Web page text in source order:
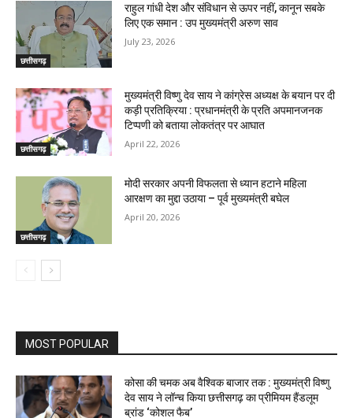
छत्तीसगढ़
राहुल गांधी देश और संविधान से ऊपर नहीं, कानून सबके
लिए एक समान : उप मुख्यमंत्री अरुण साव
July 23, 2026
छत्तीसगढ़
मुख्यमंत्री विष्णु देव साय ने कांग्रेस अध्यक्ष के बयान पर दी
कड़ी प्रतिक्रिया : प्रधानमंत्री के प्रति अपमानजनक
टिप्पणी को बताया लोकतंत्र पर आघात
April 22, 2026
छत्तीसगढ़
मोदी सरकार अपनी विफलता से ध्यान हटाने महिला
आरक्षण का मुद्दा उठाया – पूर्व मुख्यमंत्री बघेल
April 20, 2026
MOST POPULAR
कोसा की चमक अब वैश्विक बाजार तक : मुख्यमंत्री विष्णु
देव साय ने लॉन्च किया छत्तीसगढ़ का प्रीमियम हैंडलूम
ब्रांड ‘कोशल फैब’